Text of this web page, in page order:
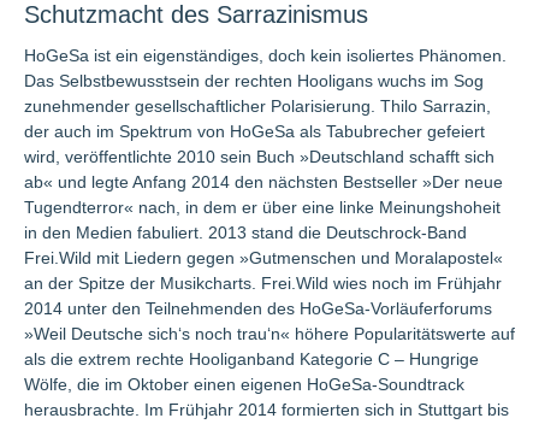
Schutzmacht des Sarrazinismus
HoGeSa ist ein eigenständiges, doch kein isoliertes Phänomen.
Das Selbstbewusstsein der rechten Hooligans wuchs im Sog
zunehmender gesellschaftlicher Polarisierung. Thilo Sarrazin,
der auch im Spektrum von HoGeSa als Tabubrecher gefeiert
wird, veröffentlichte 2010 sein Buch »Deutschland schafft sich
ab« und legte Anfang 2014 den nächsten Bestseller »Der neue
Tugendterror« nach, in dem er über eine linke Meinungshoheit
in den Medien fabuliert. 2013 stand die Deutschrock-Band
Frei.Wild mit Liedern gegen »Gutmenschen und Moralapostel«
an der Spitze der Musikcharts. Frei.Wild wies noch im Frühjahr
2014 unter den Teilnehmenden des HoGeSa-Vorläuferforums
»Weil Deutsche sich‘s noch trau‘n« höhere Popularitätswerte auf
als die extrem rechte Hooliganband Kategorie C – Hungrige
Wölfe, die im Oktober einen eigenen HoGeSa-Soundtrack
herausbrachte. Im Frühjahr 2014 formierten sich in Stuttgart bis